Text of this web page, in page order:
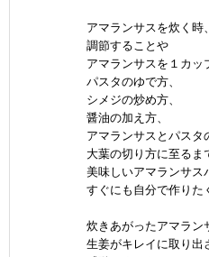
アマランサスを炊く
調節することや
アマランサスを１カッ
パスタのゆで方、
シメジの炒め方、
醤油の加え方、
アマランサスとパスタ
大葉の切り方に至るま
美味しいアマランサス
すぐにも自分で作りた
炊きあがったアマラン
生姜がキレイに取り出